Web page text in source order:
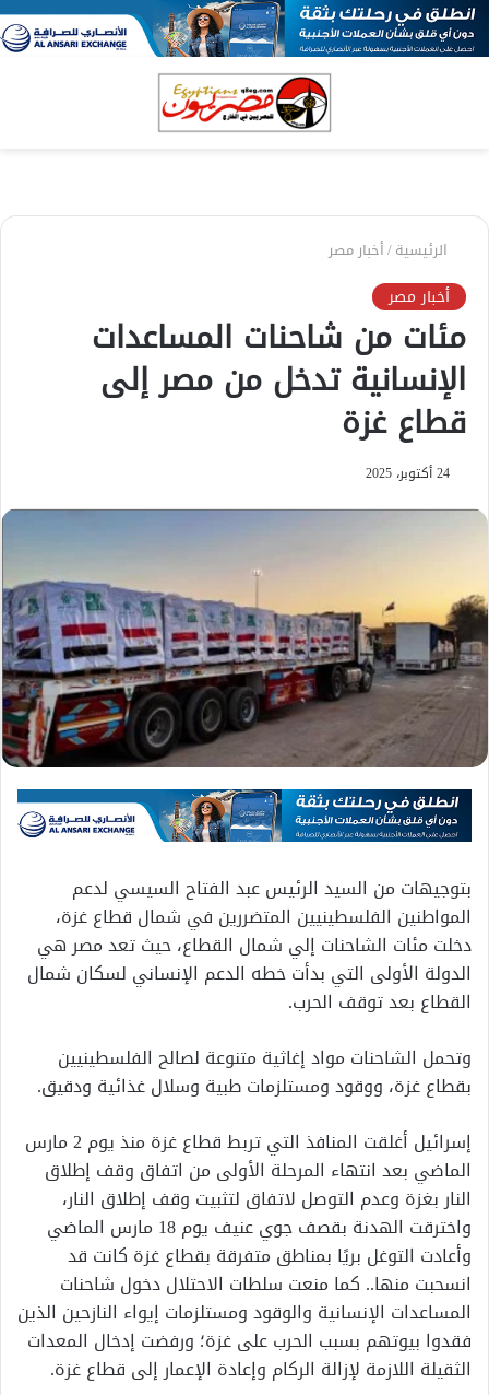
الرئيسية/أخبار مصر
أخبار مصر
مئات من شاحنات المساعدات
الإنسانية تدخل من مصر إلى
قطاع غزة
24 أكتوبر، 2025
بتوجيهات من السيد الرئيس عبد الفتاح السيسي لدعم
المواطنين الفلسطينيين المتضررين في شمال قطاع غزة،
دخلت مئات الشاحنات إلي شمال القطاع، حيث تعد مصر هي
الدولة الأولى التي بدأت خطه الدعم الإنساني لسكان شمال
القطاع بعد توقف الحرب.
وتحمل الشاحنات مواد إغاثية متنوعة لصالح الفلسطينيين
بقطاع غزة، ووقود ومستلزمات طبية وسلال غذائية ودقيق.
إسرائيل أغلقت المنافذ التي تربط قطاع غزة منذ يوم 2 مارس
الماضي بعد انتهاء المرحلة الأولى من اتفاق وقف إطلاق
النار بغزة وعدم التوصل لاتفاق لتثبيت وقف إطلاق النار،
واخترقت الهدنة بقصف جوي عنيف يوم 18 مارس الماضي
وأعادت التوغل بريًا بمناطق متفرقة بقطاع غزة كانت قد
انسحبت منها.. كما منعت سلطات الاحتلال دخول شاحنات
المساعدات الإنسانية والوقود ومستلزمات إيواء النازحين الذين
فقدوا بيوتهم بسبب الحرب على غزة؛ ورفضت إدخال المعدات
الثقيلة اللازمة لإزالة الركام وإعادة الإعمار إلى قطاع غزة.